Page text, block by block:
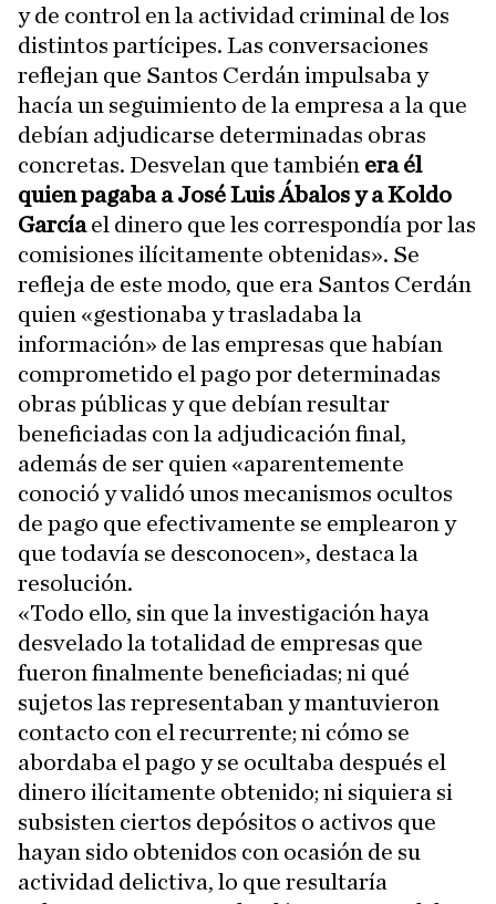
y de control en la actividad criminal de los
distintos partícipes. Las conversaciones
reflejan que Santos Cerdán impulsaba y
hacía un seguimiento de la empresa a la que
debían adjudicarse determinadas obras
concretas. Desvelan que también era él
quien pagaba a José Luis Ábalos y a Koldo
Garcíael dinero que les correspondía por las
comisiones ilícitamente obtenidas». Se
refleja de este modo, que era Santos Cerdán
quien «gestionaba y trasladaba la
información» de las empresas que habían
comprometido el pago por determinadas
obras públicas y que debían resultar
beneficiadas con la adjudicación final,
además de ser quien «aparentemente
conoció y validó unos mecanismos ocultos
de pago que efectivamente se emplearon y
que todavía se desconocen», destaca la
resolución.
«Todo ello, sin que la investigación haya
desvelado la totalidad de empresas que
fueron finalmente beneficiadas; ni qué
sujetos las representaban y mantuvieron
contacto con el recurrente; ni cómo se
abordaba el pago y se ocultaba después el
dinero ilícitamente obtenido; ni siquiera si
subsisten ciertos depósitos o activos que
hayan sido obtenidos con ocasión de su
actividad delictiva, lo que resultaría